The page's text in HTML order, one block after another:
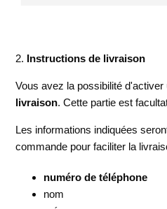
2. Instructions de livraison
Vous avez la possibilité d'activer
livraison. Cette partie est
Les informations indiquées
commande pour faciliter la
numéro de téléphone
nom